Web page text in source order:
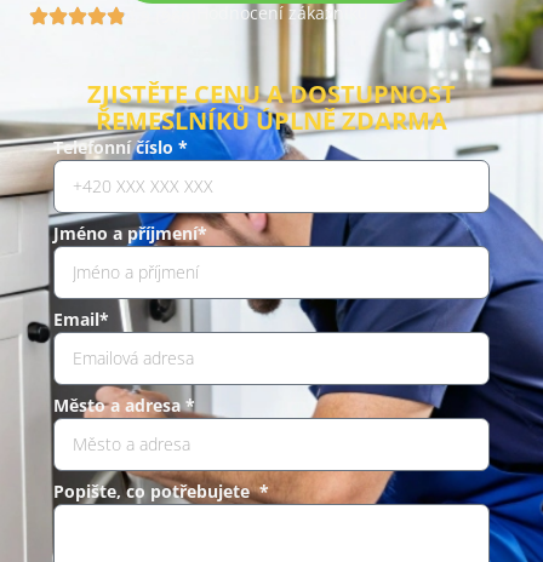
Hodnocení zákazníků
ZJISTĚTE CENU A DOSTUPNOST
ŘEMESLNÍKŮ ÚPLNĚ ZDARMA
Telefonní číslo *
Jméno a příjmení*
Email*
Město a adresa *
Popište, co potřebujete *